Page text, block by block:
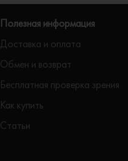
Полезная информация
Доставка и оплата
Обмен и возврат
Бесплатная проверка зрения
Как купить
Статьи